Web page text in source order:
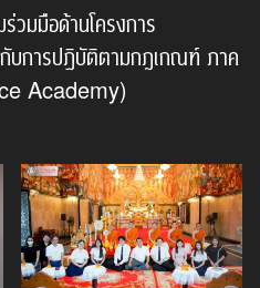
วมมือด้านโครงการ
บการปฏิบัติตามกฎเกณฑ์ ภาค
Academy)